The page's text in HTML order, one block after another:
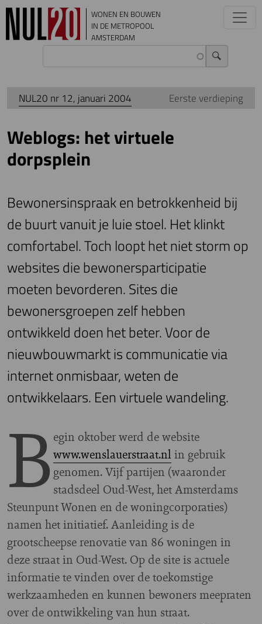
Overslaan en naar de inhoud gaan
WONEN EN BOUWEN
IN DE METROPOOL
AMSTERDAM
NUL20 nr 12, januari 2004 Eerste verdieping
Weblogs: het virtuele
dorpsplein
Bewonersinspraak en betrokkenheid bij
de buurt vanuit je luie stoel. Het klinkt
comfortabel. Toch loopt het niet storm op
websites die bewonersparticipatie
moeten bevorderen. Sites die
bewonersgroepen zelf hebben
ontwikkeld doen het beter. Voor de
nieuwbouwmarkt is communicatie via
internet onmisbaar, weten de
ontwikkelaars. Een virtuele wandeling.
B egin oktober werd de website
www.wenslauerstraat.nl in gebruik
genomen. Vijf partijen (waaronder
stadsdeel Oud-West, het Amsterdams
Steunpunt Wonen en de woningcorporaties)
namen het initiatief. Aanleiding is de
grootscheepse renovatie van 86 woningen in
deze straat in Oud-West. Op de site is actuele
informatie te vinden over de toekomstige
werkzaamheden en kunnen bewoners meepraten
over de ontwikkeling van hun straat.